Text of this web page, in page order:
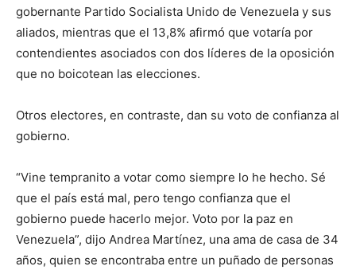
gobernante Partido Socialista Unido de Venezuela y sus
aliados, mientras que el 13,8% afirmó que votaría por
contendientes asociados con dos líderes de la oposición
que no boicotean las elecciones.
Otros electores, en contraste, dan su voto de confianza al
gobierno.
“Vine tempranito a votar como siempre lo he hecho. Sé
que el país está mal, pero tengo confianza que el
gobierno puede hacerlo mejor. Voto por la paz en
Venezuela”, dijo Andrea Martínez, una ama de casa de 34
años, quien se encontraba entre un puñado de personas